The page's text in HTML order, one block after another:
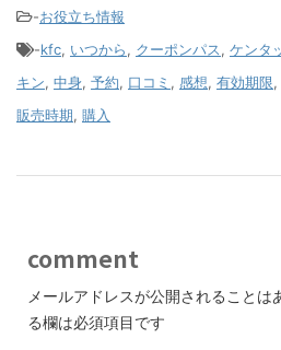
-お役立ち情報
-kfc, いつから, クーポンパス, ケンタ
キン, 中身, 予約, 口コミ , 感想, 有効期限,
販売時期, 購入
comment
メールアドレスが公開されることは
る欄は必須項目です